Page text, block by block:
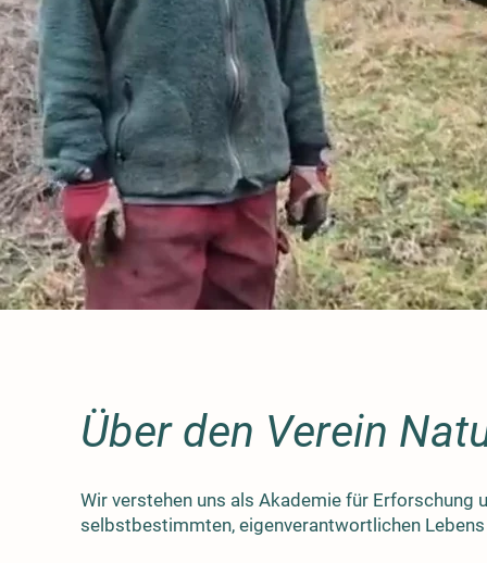
Über den Verein
Wir verstehen uns als Akademie für
selbstbestimmten, eigenverantwortlichen